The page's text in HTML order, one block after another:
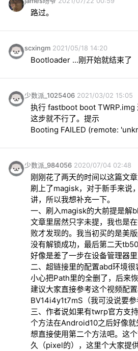
路过。
scxingm 2021/05/18 14:20
Bootloader ...刚开始就结束了
少数派_1025406 2021/03/02 15:05
执行 fastboot boot TWRP.img
这步就不行了。提示
Booting FAILED (remote:
少数派_984056 2020/07/04 02:48
刚刚花了两天的时间以这篇文
刷上了magisk，对于新手来说
讲，所以我想补充一下。
一、刷入magisk的大前提是解
文章里居然只字未提，我也是
败才发现的。我当初买的是美
没有解锁成功，最后第二天
好像是差了一步在设备管理器里
二、超链接里的配置abd环境
小心把Path里的全删了，后来
建议大家直接参考这个视频配
BV14i4y1t7mS（我可没说要参
三、作者说如果有twrp官方支
个方法在Android10之后好像
想直接使用第二个方法吧。这
久（pixel的），这里个大家提